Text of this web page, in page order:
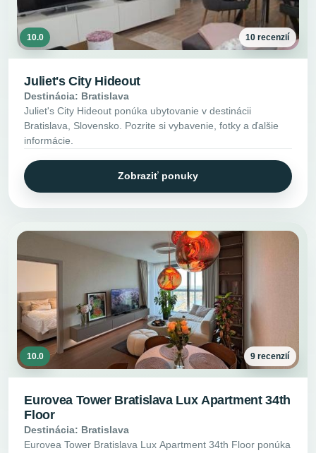
10.0 10 recenzií
Juliet's City Hideout
Destinácia: Bratislava
Juliet's City Hideout ponúka ubytovanie v destinácii
Bratislava, Slovensko. Pozrite si vybavenie, fotky a ďalšie
informácie.
Zobraziť ponuky
10.0 9 recenzií
Eurovea Tower Bratislava Lux Apartment 34th
Floor
Destinácia: Bratislava
Eurovea Tower Bratislava Lux Apartment 34th Floor ponúka